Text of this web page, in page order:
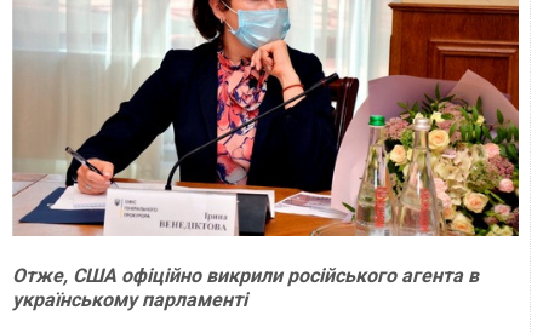
Отже, США офіційно викрили російського агента в
українському парламенті